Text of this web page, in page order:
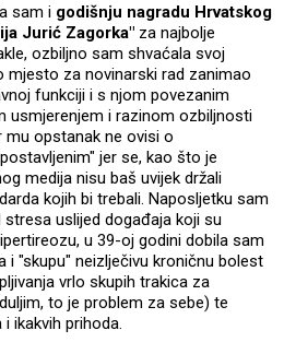
sam i godišnju nagradu Hrvatskog
Jurić Zagorka" za najbolje
ozbiljno sam shvaćala svoj
mjesto za novinarski rad zanimao
funkciji i s njom povezanim
usmjerenjem i razinom ozbiljnosti
mu opstanak ne ovisi o
jer se, kao što je
medija nisu baš uvijek držali
kojih bi trebali. Naposljetku sam
stresa uslijed događaja koji su
u 39-oj godini dobila sam
i "skupu" neizlječivu kroničnu bolest
vrlo skupih trakica za
to je problem za sebe) te
ikakvih prihoda.